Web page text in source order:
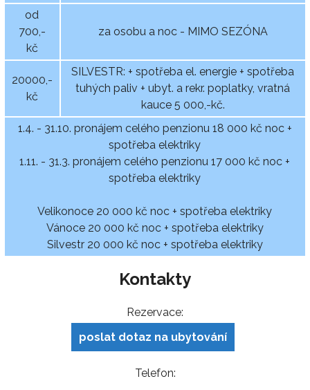
od
700,-
kč
za osobu a noc - MIMO SEZÓNA
20000,-
kč
SILVESTR: + spotřeba el. energie + spotřeba
tuhých paliv + ubyt. a rekr. poplatky, vratná
kauce 5 000,-kč.
1.4. - 31.10. pronájem celého penzionu 18 000 kč noc +
spotřeba elektriky
1.11. - 31.3. pronájem celého penzionu 17 000 kč noc +
spotřeba elektriky
Velikonoce 20 000 kč noc + spotřeba elektriky
Vánoce 20 000 kč noc + spotřeba elektriky
Silvestr 20 000 kč noc + spotřeba elektriky
Kontakty
Rezervace:
poslat dotaz na ubytování
Telefon: